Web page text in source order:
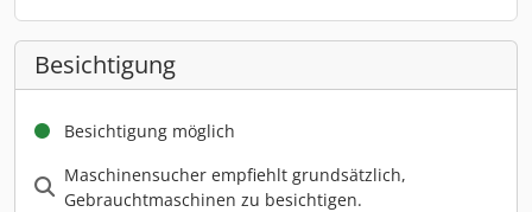
Besichtigung
Besichtigung möglich
Maschinensucher empfiehlt grundsätzlich,
Gebrauchtmaschinen zu besichtigen.